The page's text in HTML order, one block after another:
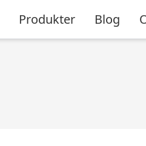
Produkter Blog